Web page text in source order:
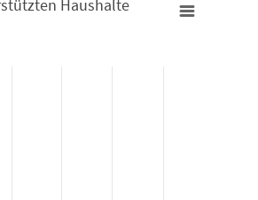
Haushalte 2021
Haushalte